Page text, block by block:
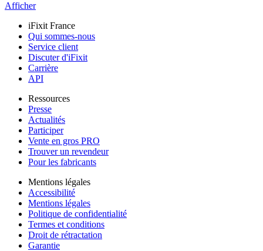
Afficher
iFixit France
Qui sommes-nous
Service client
Discuter d'iFixit
Carrière
API
Ressources
Presse
Actualités
Participer
Vente en gros PRO
Trouver un revendeur
Pour les fabricants
Mentions légales
Accessibilité
Mentions légales
Politique de confidentialité
Termes et conditions
Droit de rétractation
Garantie